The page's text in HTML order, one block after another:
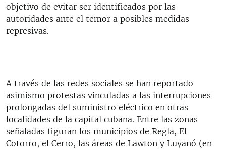
objetivo de evitar ser identificados por las
autoridades ante el temor a posibles medidas
represivas.
A través de las redes sociales se han reportado
asimismo protestas vinculadas a las interrupciones
prolongadas del suministro eléctrico en otras
localidades de la capital cubana. Entre las zonas
señaladas figuran los municipios de Regla, El
Cotorro, el Cerro, las áreas de Lawton y Luyanó (en